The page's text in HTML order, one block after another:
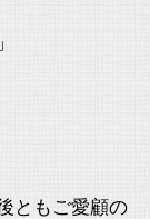
ともご愛顧の